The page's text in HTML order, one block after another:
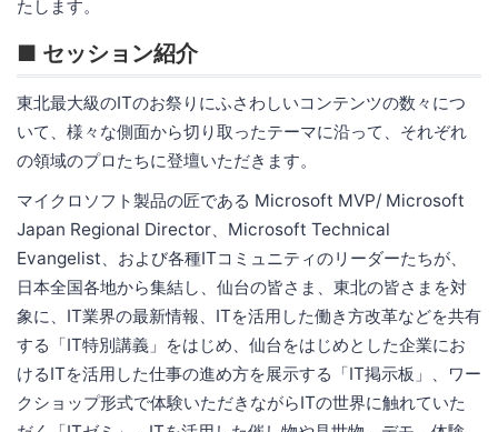
たします。
■ セッション紹介
東北最大級のITのお祭りにふさわしいコンテンツの数々につ
いて、様々な側面から切り取ったテーマに沿って、それぞれ
の領域のプロたちに登壇いただきます。
マイクロソフト製品の匠である Microsoft MVP/ Microsoft
Japan Regional Director、Microsoft Technical
Evangelist、および各種ITコミュニティのリーダーたちが、
日本全国各地から集結し、仙台の皆さま、東北の皆さまを対
象に、IT業界の最新情報、ITを活用した働き方改革などを共有
する「IT特別講義」をはじめ、仙台をはじめとした企業にお
けるITを活用した仕事の進め方を展示する「IT掲示板」、ワー
クショップ形式で体験いただきながらITの世界に触れていた